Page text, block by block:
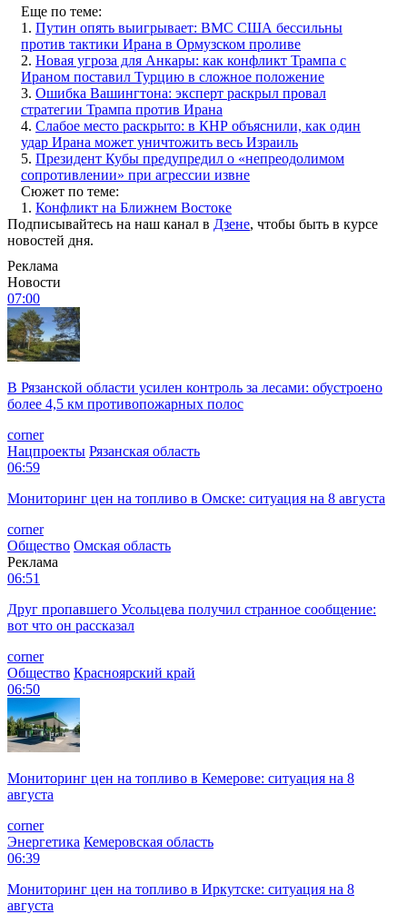
Еще по теме:
1. Путин опять выигрывает: ВМС США бессильны
против тактики Ирана в Ормузском проливе
2. Новая угроза для Анкары: как конфликт Трампа с
Ираном поставил Турцию в сложное положение
3. Ошибка Вашингтона: эксперт раскрыл провал
стратегии Трампа против Ирана
4. Слабое место раскрыто: в КНР объяснили, как один
удар Ирана может уничтожить весь Израиль
5. Президент Кубы предупредил о «непреодолимом
сопротивлении» при агрессии извне
Сюжет по теме:
1. Конфликт на Ближнем Востоке
Подписывайтесь на наш канал в Дзене, чтобы быть в курсе
новостей дня.
Реклама
Новости
07:00
В Рязанской области усилен контроль за лесами: обустроено
более 4,5 км противопожарных полос
corner
Нацпроекты Рязанская область
06:59
Мониторинг цен на топливо в Омске: ситуация на 8 августа
corner
Общество Омская область
Реклама
06:51
Друг пропавшего Усольцева получил странное сообщение:
вот что он рассказал
corner
Общество Красноярский край
06:50
Мониторинг цен на топливо в Кемерове: ситуация на 8
августа
corner
Энергетика Кемеровская область
06:39
Мониторинг цен на топливо в Иркутске: ситуация на 8
августа